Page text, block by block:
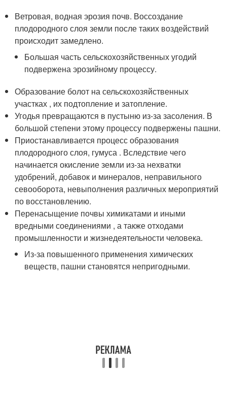
Ветровая, водная эрозия почв. Воссоздание
плодородного слоя земли после таких воздействий
происходит замедлено.
Большая часть сельскохозяйственных угодий
подвержена эрозийному процессу.
Образование болот на сельскохозяйственных
участках , их подтопление и затопление.
Угодья превращаются в пустыню из-за засоления. В
большой степени этому процессу подвержены пашни.
Приостанавливается процесс образования
плодородного слоя, гумуса . Вследствие чего
начинается окисление земли из-за нехватки
удобрений, добавок и минералов, неправильного
севооборота, невыполнения различных мероприятий
по восстановлению.
Перенасыщение почвы химикатами и иными
вредными соединениями , а также отходами
промышленности и жизнедеятельности человека.
Из-за повышенного применения химических
веществ, пашни становятся непригодными.